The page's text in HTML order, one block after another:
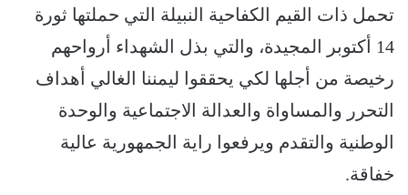
تحمل ذات القيم الكفاحية النبيلة التي حملتها ثورة
14 أكتوبر المجيدة، والتي بذل الشهداء أرواحهم
رخيصة من أجلها لكي يحققوا ليمننا الغالي أهداف
التحرر والمساواة والعدالة الاجتماعية والوحدة
الوطنية والتقدم ويرفعوا راية الجمهورية عالية
خفاقة.